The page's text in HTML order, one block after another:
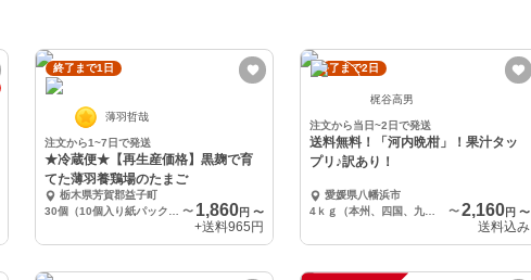
終了まで1日
薄羽哲哉
注文から1~7日で発送
★冷蔵便★【再生産価格】黒麹で育
てた薄羽養鶏場のたまご
栃木県芳賀郡益子町
〜 1,860円〜
+送料965円
終了まで2日
梶谷高男
注文から当日~2日で発送
送料無料！「河内晩柑」！果汁タッ
プリ♪訳あり！
愛媛県八幡浜市
〜2,160円〜
送料込み